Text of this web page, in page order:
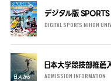
デジタル版
DIGITAL SPORTS NIHON
日本大学競技部推薦
ADMISSION INFORMATION